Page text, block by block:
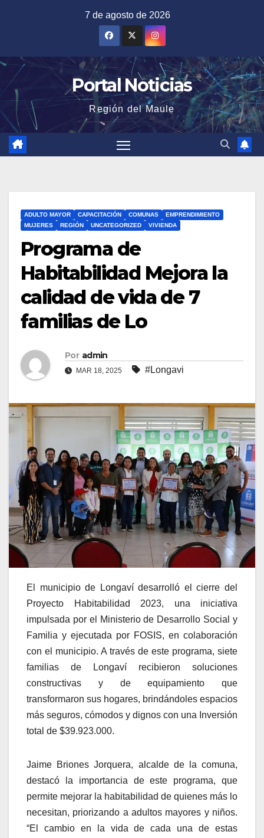
7 de agosto de 2026
Portal Noticias
Región del Maule
ADULTO MAYOR CAPACITACIÓN COMUNAS
EMPRENDIMIENTO
MUJERES
REGIÓN UNCATEGORIZED VIVIENDA
Programa de
Habitabilidad Mejora la
calidad de vida de 7
familias de Lo
Por admin
MAR 18, 2025 #Longavi
El municipio de Longaví desarrolló el cierre del
Proyecto Habitabilidad 2023, una iniciativa
impulsada por el Ministerio de Desarrollo Social y
Familia y ejecutada por FOSIS, en colaboración
con el municipio. A través de este programa, siete
familias de Longaví recibieron soluciones
constructivas y de equipamiento que
transformaron sus hogares, brindándoles espacios
más seguros, cómodos y dignos con una Inversión
total de $39.923.000.
Jaime Briones Jorquera, alcalde de la comuna,
destacó la importancia de este programa, que
permite mejorar la habitabilidad de quienes más lo
necesitan, priorizando a adultos mayores y niños.
“El cambio en la vida de cada una de estas